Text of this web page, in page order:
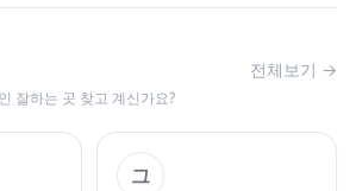
잘하는 곳 찾고 계신가요?
전체보기 →
그